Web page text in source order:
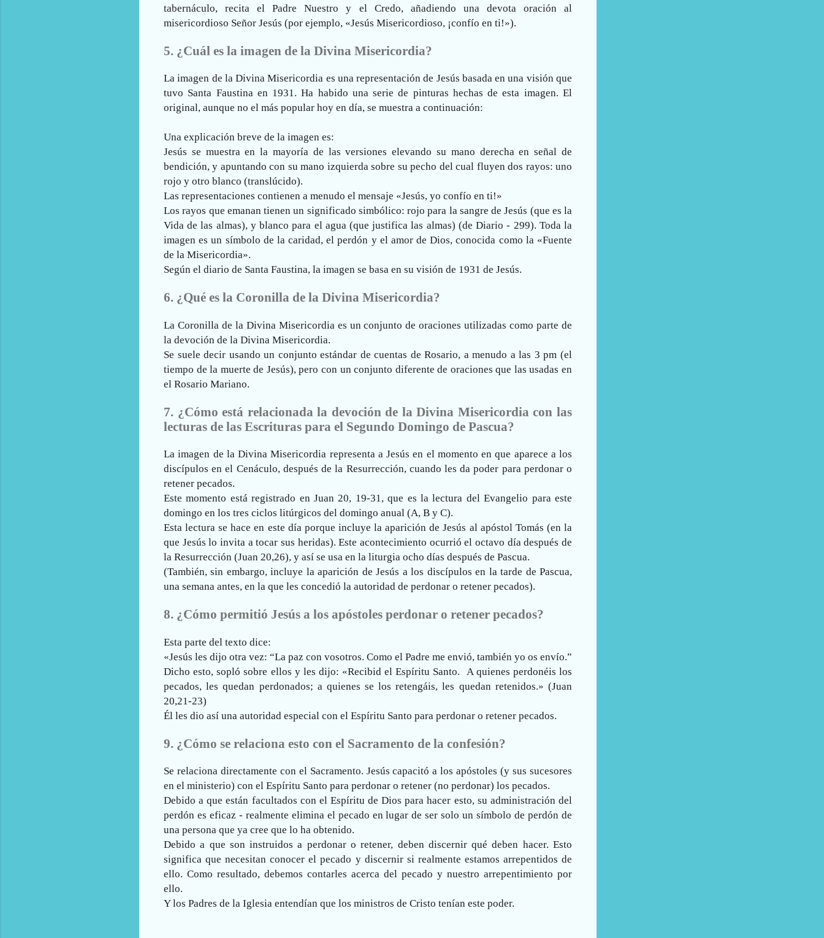
tabernáculo, recita el Padre Nuestro y el Credo, añadiendo una devota oración al
misericordioso Señor Jesús (por ejemplo, «Jesús Misericordioso, ¡confío en ti!»).
5. ¿Cuál es la imagen de la Divina Misericordia?
La imagen de la Divina Misericordia es una representación de Jesús basada en una visión que
tuvo Santa Faustina en 1931. Ha habido una serie de pinturas hechas de esta imagen. El
original, aunque no el más popular hoy en día, se muestra a continuación:
Una explicación breve de la imagen es:
Jesús se muestra en la mayoría de las versiones elevando su mano derecha en señal de
bendición, y apuntando con su mano izquierda sobre su pecho del cual fluyen dos rayos: uno
rojo y otro blanco (translúcido).
Las representaciones contienen a menudo el mensaje «Jesús, yo confío en ti!»
Los rayos que emanan tienen un significado simbólico: rojo para la sangre de Jesús (que es la
Vida de las almas), y blanco para el agua (que justifica las almas) (de Diario - 299). Toda la
imagen es un símbolo de la caridad, el perdón y el amor de Dios, conocida como la «Fuente
de la Misericordia».
Según el diario de Santa Faustina, la imagen se basa en su visión de 1931 de Jesús.
6. ¿Qué es la Coronilla de la Divina Misericordia?
La Coronilla de la Divina Misericordia es un conjunto de oraciones utilizadas como parte de
la devoción de la Divina Misericordia.
Se suele decir usando un conjunto estándar de cuentas de Rosario, a menudo a las 3 pm (el
tiempo de la muerte de Jesús), pero con un conjunto diferente de oraciones que las usadas en
el Rosario Mariano.
7. ¿Cómo está relacionada la devoción de la Divina Misericordia con las
lecturas de las Escrituras para el Segundo Domingo de Pascua?
La imagen de la Divina Misericordia representa a Jesús en el momento en que aparece a los
discípulos en el Cenáculo, después de la Resurrección, cuando les da poder para perdonar o
retener pecados.
Este momento está registrado en Juan 20, 19-31, que es la lectura del Evangelio para este
domingo en los tres ciclos litúrgicos del domingo anual (A, B y C).
Esta lectura se hace en este día porque incluye la aparición de Jesús al apóstol Tomás (en la
que Jesús lo invita a tocar sus heridas). Este acontecimiento ocurrió el octavo día después de
la Resurrección (Juan 20,26), y así se usa en la liturgia ocho días después de Pascua.
(También, sin embargo, incluye la aparición de Jesús a los discípulos en la tarde de Pascua,
una semana antes, en la que les concedió la autoridad de perdonar o retener pecados).
8. ¿Cómo permitió Jesús a los apóstoles perdonar o retener pecados?
Esta parte del texto dice:
«Jesús les dijo otra vez: “La paz con vosotros. Como el Padre me envió, también yo os envío.”
Dicho esto, sopló sobre ellos y les dijo: «Recibid el Espíritu Santo. A quienes perdonéis los
pecados, les quedan perdonados; a quienes se los retengáis, les quedan retenidos.» (Juan
20,21-23)
Él les dio así una autoridad especial con el Espíritu Santo para perdonar o retener pecados.
9. ¿Cómo se relaciona esto con el Sacramento de la confesión?
Se relaciona directamente con el Sacramento. Jesús capacitó a los apóstoles (y sus sucesores
en el ministerio) con el Espíritu Santo para perdonar o retener (no perdonar) los pecados.
Debido a que están facultados con el Espíritu de Dios para hacer esto, su administración del
perdón es eficaz - realmente elimina el pecado en lugar de ser solo un símbolo de perdón de
una persona que ya cree que lo ha obtenido.
Debido a que son instruidos a perdonar o retener, deben discernir qué deben hacer. Esto
significa que necesitan conocer el pecado y discernir si realmente estamos arrepentidos de
ello. Como resultado, debemos contarles acerca del pecado y nuestro arrepentimiento por
ello.
Y los Padres de la Iglesia entendían que los ministros de Cristo tenían este poder.